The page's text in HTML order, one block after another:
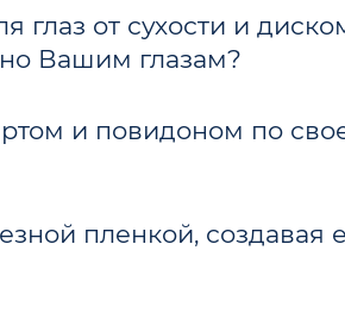
глаз от сухости и
Вашим глазам?
и повидоном по
пленкой, создавая